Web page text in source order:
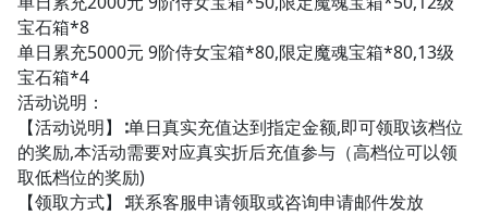
宝石箱*8
单日累充5000元 9阶侍女宝箱*80,限定魔魂宝箱*80,13级
宝石箱*4
活动说明：
【活动说明】∶单日真实充值达到指定金额,即可领取该档位
的奖励,本活动需要对应真实折后充值参与（高档位可以领
取低档位的奖励)
【领取方式】∶联系客服申请领取或咨询申请邮件发放